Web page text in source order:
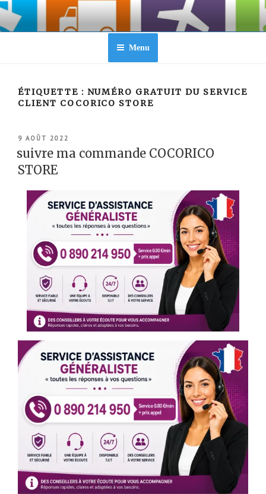
Aller
contenu
Menu
ÉTIQUETTE : NUMÉRO GRATUIT DU SERVICE
CLIENT COCORICO STORE
PUBLIÉ
9 AOÛT 2022
suivre ma commande COCORICO
STORE